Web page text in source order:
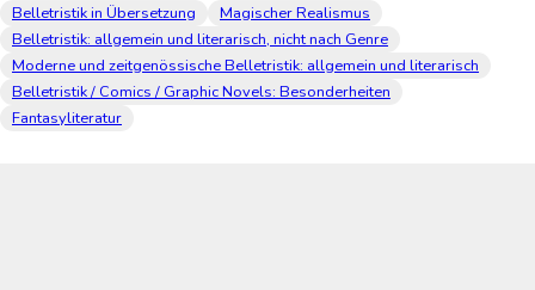
Belletristik in Übersetzung
Magischer Realismus
Belletristik: allgemein und literarisch, nicht nach Genre
Moderne und zeitgenössische Belletristik: allgemein und literarisch
Belletristik / Comics / Graphic Novels: Besonderheiten
Fantasyliteratur